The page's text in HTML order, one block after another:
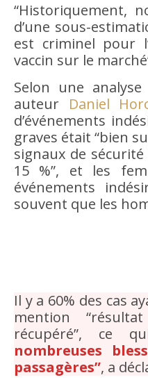
“Historiquement,
d’une sous-
est criminel pour
vaccin sur le
Selon une
auteur Daniel
d’événements
graves était “bien
signaux de
15 %”, et les
événements
souvent que les
Il y a 60% des cas
mention
récupéré”, ce
nombreuses
passagères”, a